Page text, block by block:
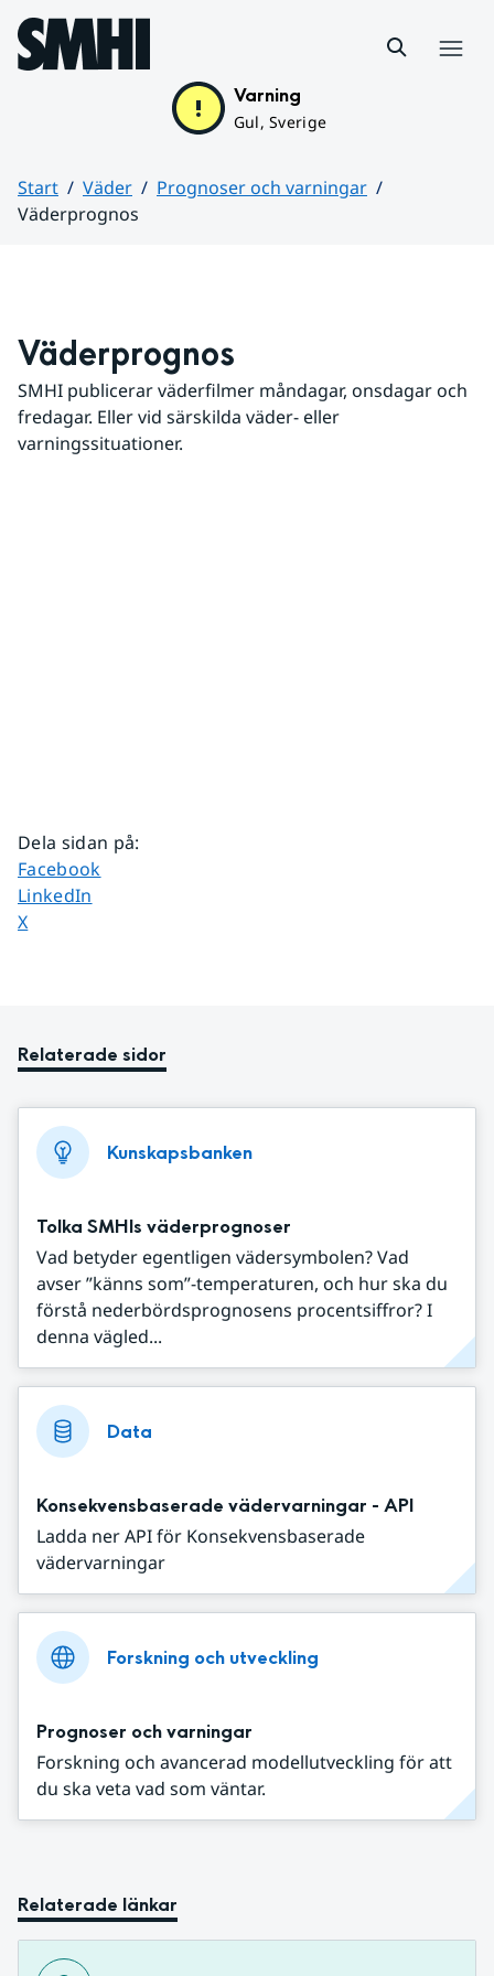
Hoppa till sidans innehåll
Varning
Gul, Sverige
Start Väder
Prognoser och varningar
Väderprognos
Väderprognos
SMHI publicerar väderfilmer måndagar, onsdagar och
fredagar. Eller vid särskilda väder- eller
varningssituationer.
Dela sidan på:
Dela sidan på
Facebook
Dela sidan på
LinkedIn
Dela sidan på
X
Relaterade sidor
Kunskapsbanken
Tolka SMHIs väderprognoser
Vad betyder egentligen vädersymbolen? Vad
avser ”känns som”-temperaturen, och hur ska du
förstå nederbördsprognosens procentsiffror? I
denna vägled...
Data
Konsekvensbaserade vädervarningar - API
Ladda ner API för Konsekvensbaserade
vädervarningar
Forskning och utveckling
Prognoser och varningar
Forskning och avancerad modellutveckling för att
du ska veta vad som väntar.
Relaterade länkar